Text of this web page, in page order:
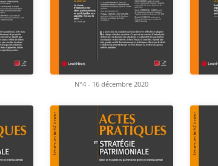
N°4 - 16 décembre 2020